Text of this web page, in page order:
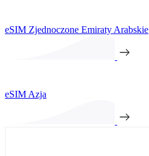
eSIM Zjednoczone Emiraty Arabskie
eSIM Azja